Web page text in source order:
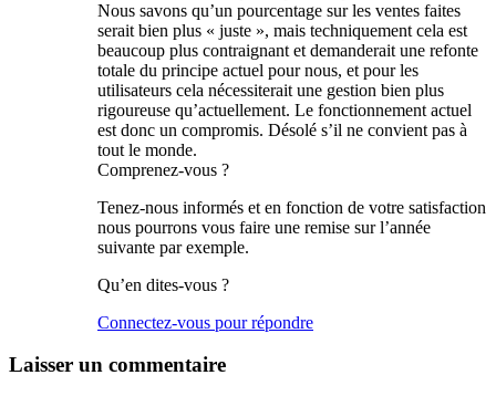
Nous savons qu’un pourcentage sur les ventes faites
serait bien plus « juste », mais techniquement cela est
beaucoup plus contraignant et demanderait une refonte
totale du principe actuel pour nous, et pour les
utilisateurs cela nécessiterait une gestion bien plus
rigoureuse qu’actuellement. Le fonctionnement actuel
est donc un compromis. Désolé s’il ne convient pas à
tout le monde.
Comprenez-vous ?
Tenez-nous informés et en fonction de votre satisfaction
nous pourrons vous faire une remise sur l’année
suivante par exemple.
Qu’en dites-vous ?
Connectez-vous pour répondre
Laisser un commentaire